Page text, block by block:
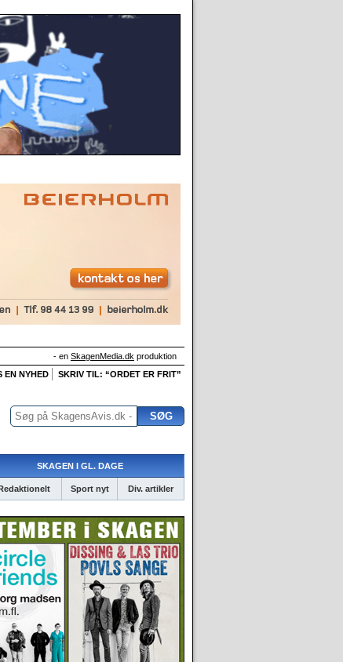
- en SkagenMedia.dk produktion
EN NYHED SKRIV TIL: “ORDET ER FRIT”
SKAGEN I GL. DAGE
Sport nyt Div. artikler